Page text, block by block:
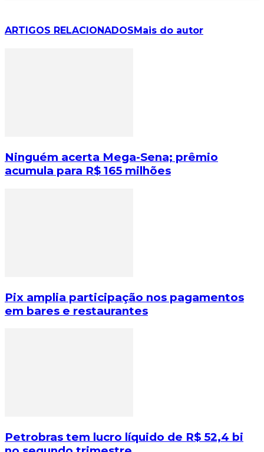
ARTIGOS RELACIONADOS Mais do autor
Ninguém acerta Mega-Sena; prêmio
acumula para R$ 165 milhões
Pix amplia participação nos pagamentos
em bares e restaurantes
Petrobras tem lucro líquido de R$ 52,4 bi